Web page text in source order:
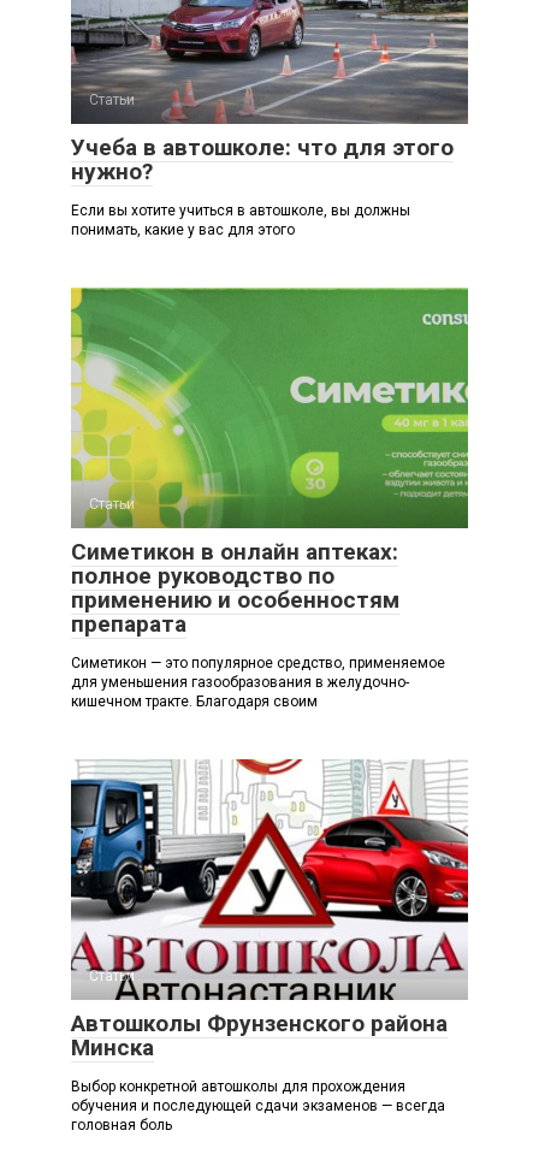
Статьи
Учеба в автошколе: что для этого
нужно?
Если вы хотите учиться в автошколе, вы должны
понимать, какие у вас для этого
Статьи
Симетикон в онлайн аптеках:
полное руководство по
применению и особенностям
препарата
Симетикон — это популярное средство, применяемое
для уменьшения газообразования в желудочно-
кишечном тракте. Благодаря своим
Статьи
Автошколы Фрунзенского района
Минска
Выбор конкретной автошколы для прохождения
обучения и последующей сдачи экзаменов — всегда
головная боль